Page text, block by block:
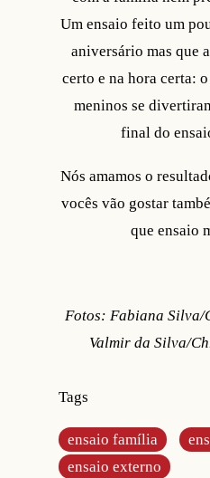
Um ensaio feito um
aniversário mas que
certo e na hora certa:
meninos se
final do
Nós amamos o
vocês vão gostar
que ensaio
Fotos: Fabiana Silva/
Valmir da Silva/
Tags
ensaio família
ensaio externo